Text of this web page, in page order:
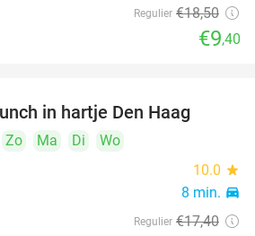
Regulier €18,50
€9,40
in hartje Den Haag
Zo Ma Di
Wo
10.0 star
8 min. directions_car
Regulier €17,40